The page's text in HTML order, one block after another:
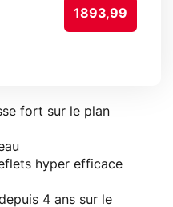
1893,99
fort sur le plan
hyper efficace
4 ans sur le